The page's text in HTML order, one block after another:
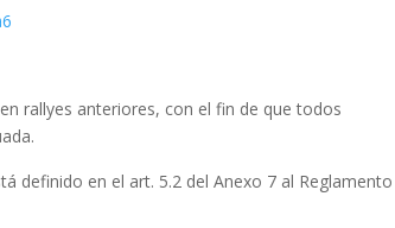
rallyes anteriores, con el fin de que todos
definido en el art. 5.2 del Anexo 7 al Reglamento